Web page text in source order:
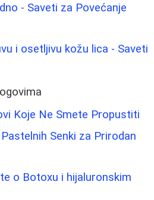
- Saveti za Povećanje
i osetljivu kožu lica - Saveti
Koje Ne Smete Propustiti
Senki za Prirodan
o Botoxu i hijaluronskim